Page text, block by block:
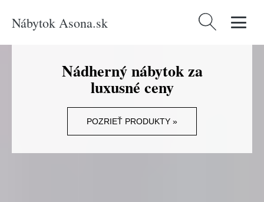
Nábytok Asona.sk Hľadať:
Nádherný nábytok za
luxusné ceny
POZRIEŤ PRODUKTY »